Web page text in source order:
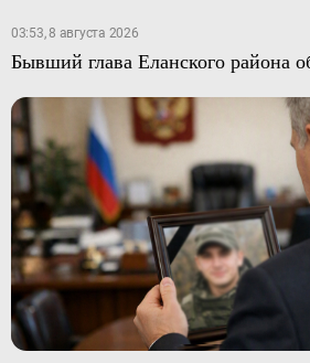
03:53, 8 августа 2026
Бывший глава Еланского района